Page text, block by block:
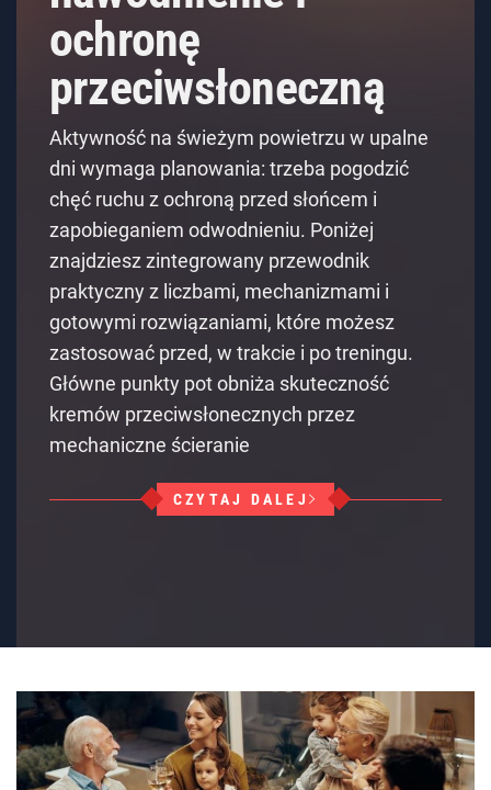
ochronę
przeciwsłoneczną
Aktywność na świeżym powietrzu w upalne
dni wymaga planowania: trzeba pogodzić
chęć ruchu z ochroną przed słońcem i
zapobieganiem odwodnieniu. Poniżej
znajdziesz zintegrowany przewodnik
praktyczny z liczbami, mechanizmami i
gotowymi rozwiązaniami, które możesz
zastosować przed, w trakcie i po treningu.
Główne punkty pot obniża skuteczność
kremów przeciwsłonecznych przez
mechaniczne ścieranie
CZYTAJ DALEJ